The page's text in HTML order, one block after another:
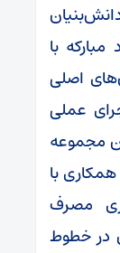
با
اصلی
عملی
مجموعه
با
مصرف
در خطوط